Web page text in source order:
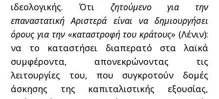
ιδεολογικής. Ότι ζητούμενο για την
επαναστατική Αριστερά είναι να δημιουργήσει
όρους για την «καταστροφή του κράτους» (Λένιν):
να το καταστήσει διαπερατό στα λαϊκά
συμφέροντα, απονεκρώνοντας τις
λειτουργίες του, που συγκροτούν δομές
άσκησης της καπιταλιστικής εξουσίας,